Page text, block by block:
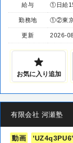
給与 ①日給
勤務地 ①②東京
更新 2026-
お気に入り追加
有限会社 河瀬塾
動画